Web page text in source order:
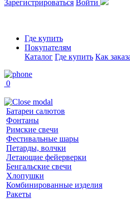
Зарегистрироваться Войти
Где купить
Покупателям
Каталог Где купить Как
0
Батареи салютов
Фонтаны
Римские свечи
Фестивальные шары
Петарды, волчки
Летающие фейерверки
Бенгальские свечи
Хлопушки
Комбинированные изделия
Ракеты